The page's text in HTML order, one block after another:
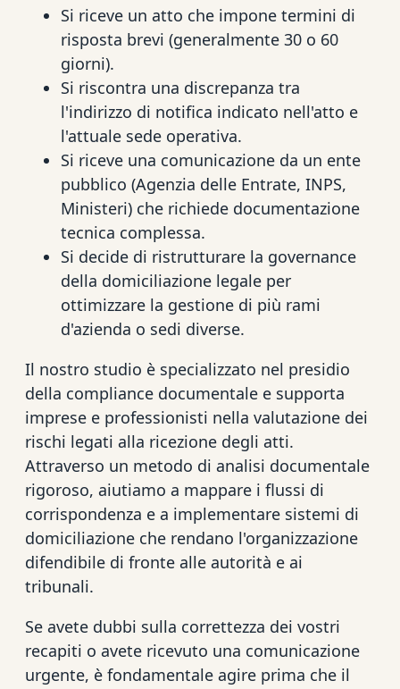
Si riceve un atto che impone termini di
risposta brevi (generalmente 30 o 60
giorni).
Si riscontra una discrepanza tra
l'indirizzo di notifica indicato nell'atto e
l'attuale sede operativa.
Si riceve una comunicazione da un ente
pubblico (Agenzia delle Entrate, INPS,
Ministeri) che richiede documentazione
tecnica complessa.
Si decide di ristrutturare la governance
della domiciliazione legale per
ottimizzare la gestione di più rami
d'azienda o sedi diverse.
Il nostro studio è specializzato nel presidio
della compliance documentale e supporta
imprese e professionisti nella valutazione dei
rischi legati alla ricezione degli atti.
Attraverso un metodo di analisi documentale
rigoroso, aiutiamo a mappare i flussi di
corrispondenza e a implementare sistemi di
domiciliazione che rendano l'organizzazione
difendibile di fronte alle autorità e ai
tribunali.
Se avete dubbi sulla correttezza dei vostri
recapiti o avete ricevuto una comunicazione
urgente, è fondamentale agire prima che il